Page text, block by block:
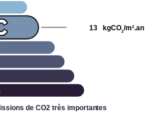
de CO2 très importantes
kgCO2/m2.an
13